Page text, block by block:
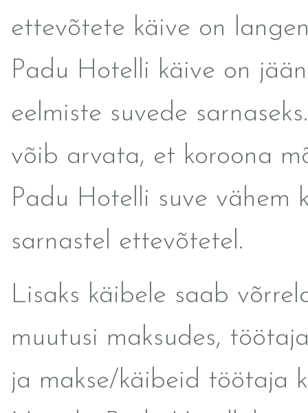
ettevõtete käive on
Padu Hotelli käive on
eelmiste suvede
võib arvata, et koroona
Padu Hotelli suve vähem
sarnastel ettevõtetel.
Lisaks käibele saab
muutusi maksudes,
ja makse/käibeid töötaja